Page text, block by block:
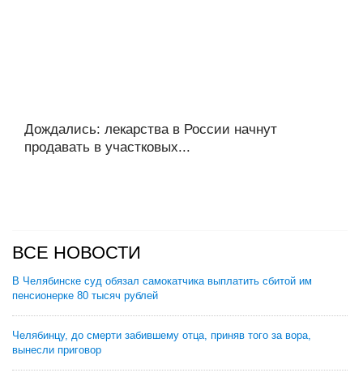
Дождались: лекарства в России начнут
продавать в участковых...
ВСЕ НОВОСТИ
В Челябинске суд обязал самокатчика выплатить сбитой им
пенсионерке 80 тысяч рублей
Челябинцу, до смерти забившему отца, приняв того за вора,
вынесли приговор